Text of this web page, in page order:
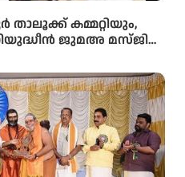
ജുമഅ മസ്ജിദ്